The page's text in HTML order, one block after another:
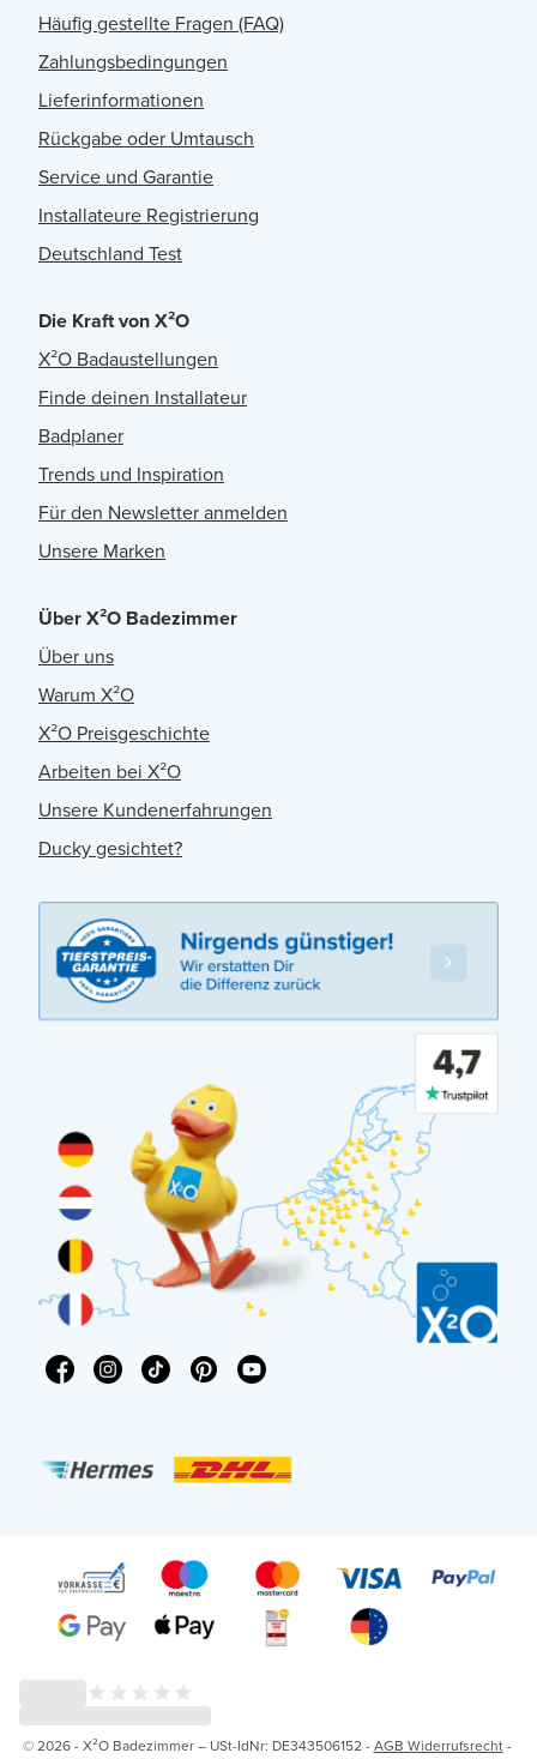
Häufig gestellte Fragen (FAQ)
Zahlungsbedingungen
Lieferinformationen
Rückgabe oder Umtausch
Service und Garantie
Installateure Registrierung
Deutschland Test
Die Kraft von X²O
X²O Badaustellungen
Finde deinen Installateur
Badplaner
Trends und Inspiration
Für den Newsletter anmelden
Unsere Marken
Über X²O Badezimmer
Über uns
Warum X²O
X²O Preisgeschichte
Arbeiten bei X²O
Unsere Kundenerfahrungen
Ducky gesichtet?
© 2026 - X²O Badezimmer – USt-IdNr: DE343506152 -AGB Widerrufsrecht-